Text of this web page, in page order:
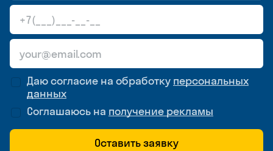
Даю согласие на обработку персональных
данных
Соглашаюсь на получение рекламы
Оставить заявку